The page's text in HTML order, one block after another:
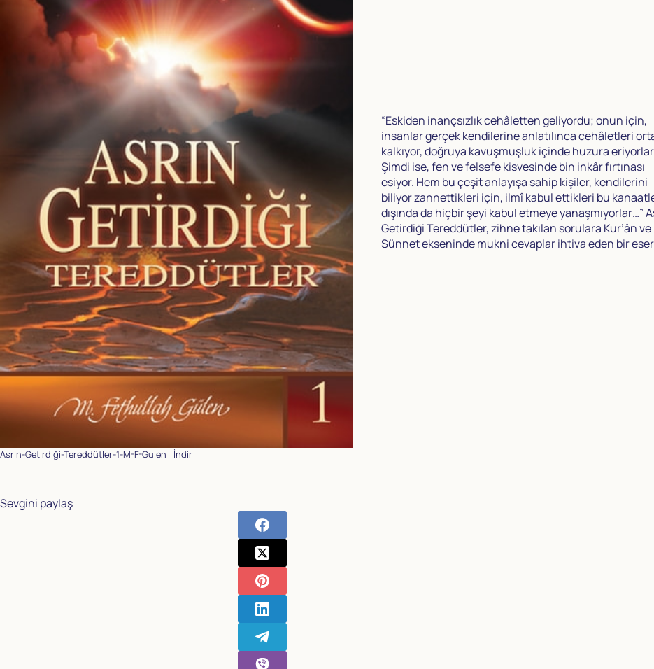
“Eskiden inançsızlık cehâletten geliyordu; onun için,
insanlar gerçek kendilerine anlatılınca cehâletleri
kalkıyor, doğruya kavuşmuşluk içinde huzura
Şimdi ise, fen ve felsefe kisvesinde bin inkâr fırtınası
esiyor. Hem bu çeşit anlayışa sahip kişiler, kendilerini
biliyor zannettikleri için, ilmî kabul ettikleri bu
dışında da hiçbir şeyi kabul etmeye yanaşmıyorlar…”
Getirdiği Tereddütler, zihne takılan sorulara Kur’ân ve
Sünnet ekseninde mukni cevaplar ihtiva eden bir
Asrin-Getirdiği-Tereddütler-1-M-F-Gulen İndir
Sevgini paylaş